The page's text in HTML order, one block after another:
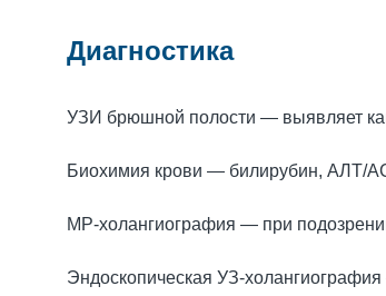
Диагностика
УЗИ брюшной полости — выявляет
Биохимия крови — билирубин, АЛТ/
МР‑холангиография — при
Эндоскопическая